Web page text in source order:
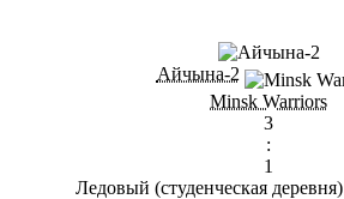
Айчына-2
Minsk Warriors
3
:
1
Ледовый (студенческая деревня)